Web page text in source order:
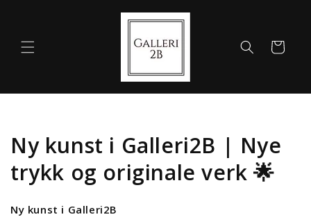
Handlekurv
S
a
m
Ny kunst i Galleri2B | Nye
trykk og originale verk 🌟
Ny kunst i Galleri2B